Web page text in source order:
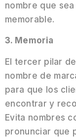
nombre que
memorable.
3. Memoria
El tercer pilar
nombre de
para que los
encontrar y
Evita nombres
pronunciar que